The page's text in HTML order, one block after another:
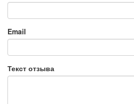
Email
Текст отзыва